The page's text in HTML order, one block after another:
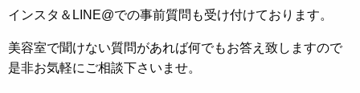
インスタ＆LINE@での事前質問も受け付けております。
美容室で聞けない質問があれば何でもお答え致しますので
是非お気軽にご相談下さいませ。